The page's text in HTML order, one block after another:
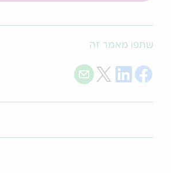
שתפו מאמר זה
Share on Facebook
Share on LinkedIn
Share on Twitter
Share with E-mail